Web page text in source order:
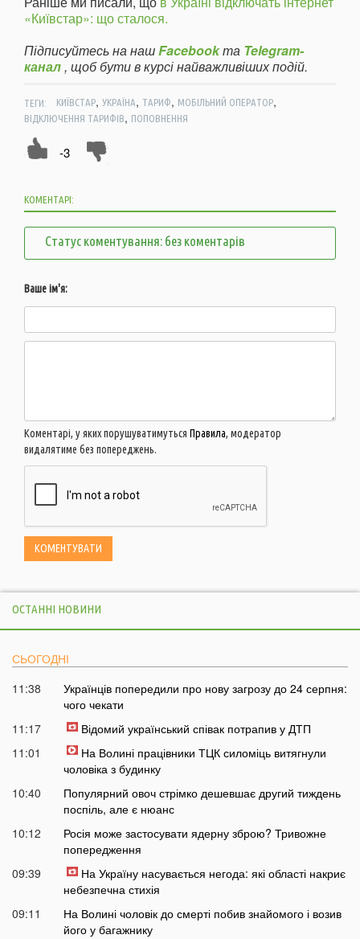
«Київстар»: що сталося.
Підписуйтесь на нашFacebookта Telegram-
канал, щоб бути в курсі найважливіших подій.
ТЕГИ: КИЇВСТАР, УКРАЇНА, ТАРИФ, МОБІЛЬНИЙ ОПЕРАТОР,
ВІДКЛЮЧЕННЯ ТАРИФІВ, ПОПОВНЕННЯ
-3
КОМЕНТАРІ:
Статус коментування: без коментарів
Ваше ім'я:
Коментарі, у яких порушуватимуться Правила, модератор
видалятиме без попереджень.
ОСТАННІ НОВИНИ
СЬОГОДНІ
11:38
Українців попередили про нову загрозу до 24 серпня:
чого чекати
11:17
Відомий український співак потрапив у ДТП
11:01
На Волині працівники ТЦК силоміць витягнули
чоловіка з будинку
10:40
Популярний овоч стрімко дешевшає другий тиждень
поспіль, але є нюанс
10:12
Росія може застосувати ядерну зброю? Тривожне
попередження
09:39
На Україну насувається негода: які області накриє
небезпечна стихія
09:11
На Волині чоловік до смерті побив знайомого і возив
його у багажнику